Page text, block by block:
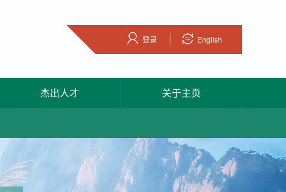
登录 English
杰出人才 关于主页